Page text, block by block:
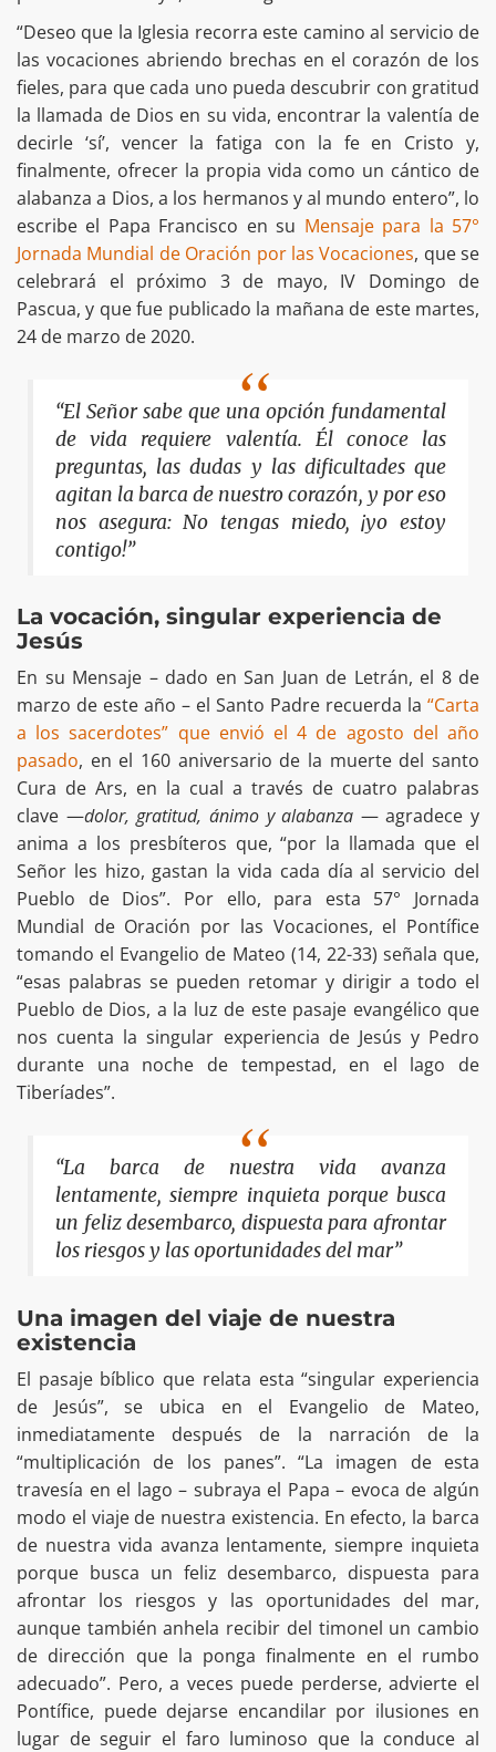
“Deseo que la Iglesia recorra este camino al servicio de
las vocaciones abriendo brechas en el corazón de los
fieles, para que cada uno pueda descubrir con gratitud
la llamada de Dios en su vida, encontrar la valentía de
decirle ‘sí’, vencer la fatiga con la fe en Cristo y,
finalmente, ofrecer la propia vida como un cántico de
alabanza a Dios, a los hermanos y al mundo entero”, lo
escribe el Papa Francisco en su Mensaje para la 57°
Jornada Mundial de Oración por las Vocaciones, que se
celebrará el próximo 3 de mayo, IV Domingo de
Pascua, y que fue publicado la mañana de este martes,
24 de marzo de 2020.
“El Señor sabe que una opción fundamental
de vida requiere valentía. Él conoce las
preguntas, las dudas y las dificultades que
agitan la barca de nuestro corazón, y por eso
nos asegura: No tengas miedo, ¡yo estoy
contigo!”
La vocación, singular experiencia de
Jesús
En su Mensaje – dado en San Juan de Letrán, el 8 de
marzo de este año – el Santo Padre recuerda la “Carta
a los sacerdotes” que envió el 4 de agosto del año
pasado, en el 160 aniversario de la muerte del santo
Cura de Ars, en la cual a través de cuatro palabras
clave —dolor, gratitud, ánimo y alabanza — agradece y
anima a los presbíteros que, “por la llamada que el
Señor les hizo, gastan la vida cada día al servicio del
Pueblo de Dios”. Por ello, para esta 57° Jornada
Mundial de Oración por las Vocaciones, el Pontífice
tomando el Evangelio de Mateo (14, 22-33) señala que,
“esas palabras se pueden retomar y dirigir a todo el
Pueblo de Dios, a la luz de este pasaje evangélico que
nos cuenta la singular experiencia de Jesús y Pedro
durante una noche de tempestad, en el lago de
Tiberíades”.
“La barca de nuestra vida avanza
lentamente, siempre inquieta porque busca
un feliz desembarco, dispuesta para afrontar
los riesgos y las oportunidades del mar”
Una imagen del viaje de nuestra
existencia
El pasaje bíblico que relata esta “singular experiencia
de Jesús”, se ubica en el Evangelio de Mateo,
inmediatamente después de la narración de la
“multiplicación de los panes”. “La imagen de esta
travesía en el lago – subraya el Papa – evoca de algún
modo el viaje de nuestra existencia. En efecto, la barca
de nuestra vida avanza lentamente, siempre inquieta
porque busca un feliz desembarco, dispuesta para
afrontar los riesgos y las oportunidades del mar,
aunque también anhela recibir del timonel un cambio
de dirección que la ponga finalmente en el rumbo
adecuado”. Pero, a veces puede perderse, advierte el
Pontífice, puede dejarse encandilar por ilusiones en
lugar de seguir el faro luminoso que la conduce al